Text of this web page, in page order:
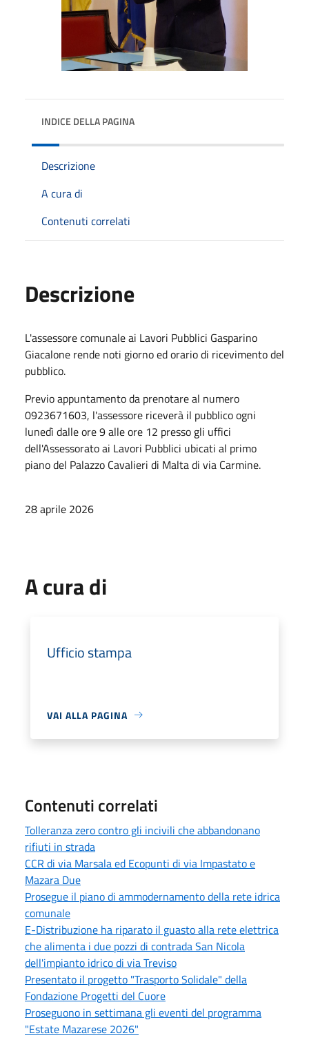
INDICE DELLA PAGINA
Descrizione
A cura di
Contenuti correlati
Descrizione
L'assessore comunale ai Lavori Pubblici Gasparino
Giacalone rende noti giorno ed orario di ricevimento del
pubblico.
Previo appuntamento da prenotare al numero
0923671603, l'assessore riceverà il pubblico ogni
lunedì dalle ore 9 alle ore 12 presso gli uffici
dell'Assessorato ai Lavori Pubblici ubicati al primo
piano del Palazzo Cavalieri di Malta di via Carmine.
28 aprile 2026
A cura di
Ufficio stampa
VAI ALLA PAGINA
Contenuti correlati
Tolleranza zero contro gli incivili che abbandonano
rifiuti in strada
CCR di via Marsala ed Ecopunti di via Impastato e
Mazara Due
Prosegue il piano di ammodernamento della rete idrica
comunale
E-Distribuzione ha riparato il guasto alla rete elettrica
che alimenta i due pozzi di contrada San Nicola
dell'impianto idrico di via Treviso
Presentato il progetto "Trasporto Solidale" della
Fondazione Progetti del Cuore
Proseguono in settimana gli eventi del programma
"Estate Mazarese 2026"